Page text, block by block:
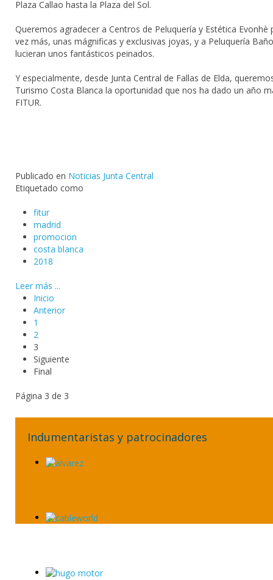
Plaza Callao hasta la Plaza del Sol.
Queremos agradecer a Centros de Peluquería y Estética
vez más, unas mágnificas y exclusivas joyas, y a Peluquería
lucieran unos fantásticos peinados.
Y especialmente, desde Junta Central de Fallas de Elda,
Turismo Costa Blanca la oportunidad que nos ha dado un año
FITUR.
Publicado en Noticias Junta Central
Etiquetado como
fitur
madrid
promocion
costa blanca
2018
Leer más ...
Inicio
Anterior
1
2
3
Siguiente
Final
Página 3 de 3
Indumentaristas y patrocinadores